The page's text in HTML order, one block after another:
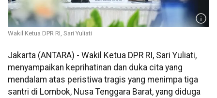
Wakil Ketua DPR RI, Sari Yuliati
Jakarta (ANTARA) - Wakil Ketua DPR RI, Sari Yuliati,
menyampaikan keprihatinan dan duka cita yang
mendalam atas peristiwa tragis yang menimpa tiga
santri di Lombok, Nusa Tenggara Barat, yang diduga